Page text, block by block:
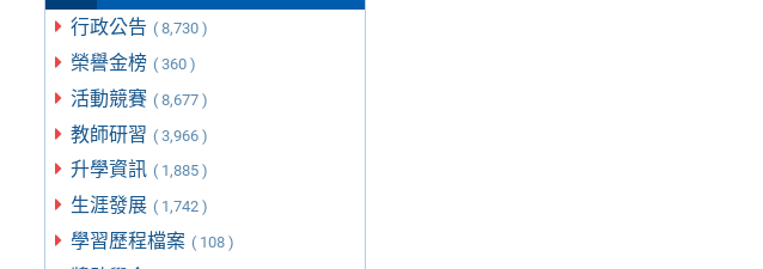
行政公告 ( 8,730 )
榮譽金榜 ( 360 )
活動競賽 ( 8,677 )
教師研習 ( 3,966 )
升學資訊 ( 1,885 )
生涯發展 ( 1,742 )
學習歷程檔案 ( 108 )